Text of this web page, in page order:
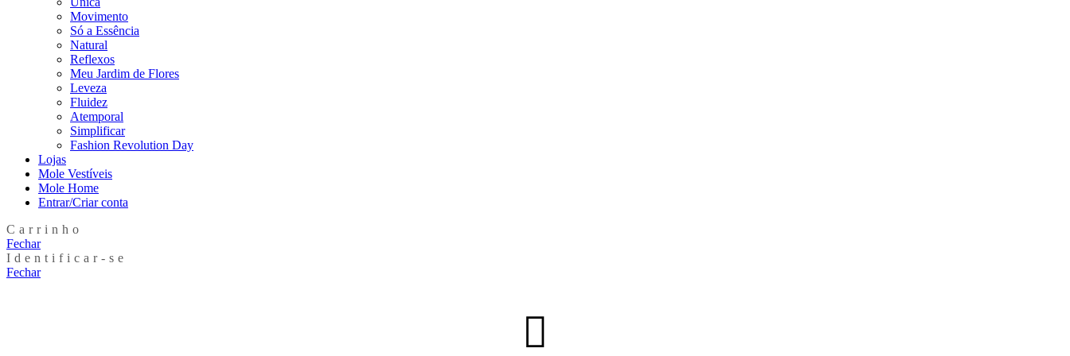
Movimento
Só a Essência
Natural
Reflexos
Meu Jardim de Flores
Leveza
Fluidez
Atemporal
Simplificar
Fashion Revolution Day
Lojas
Mole Vestíveis
Mole Home
Entrar/Criar conta
Carrinho
Fechar
Identificar-se
Fechar